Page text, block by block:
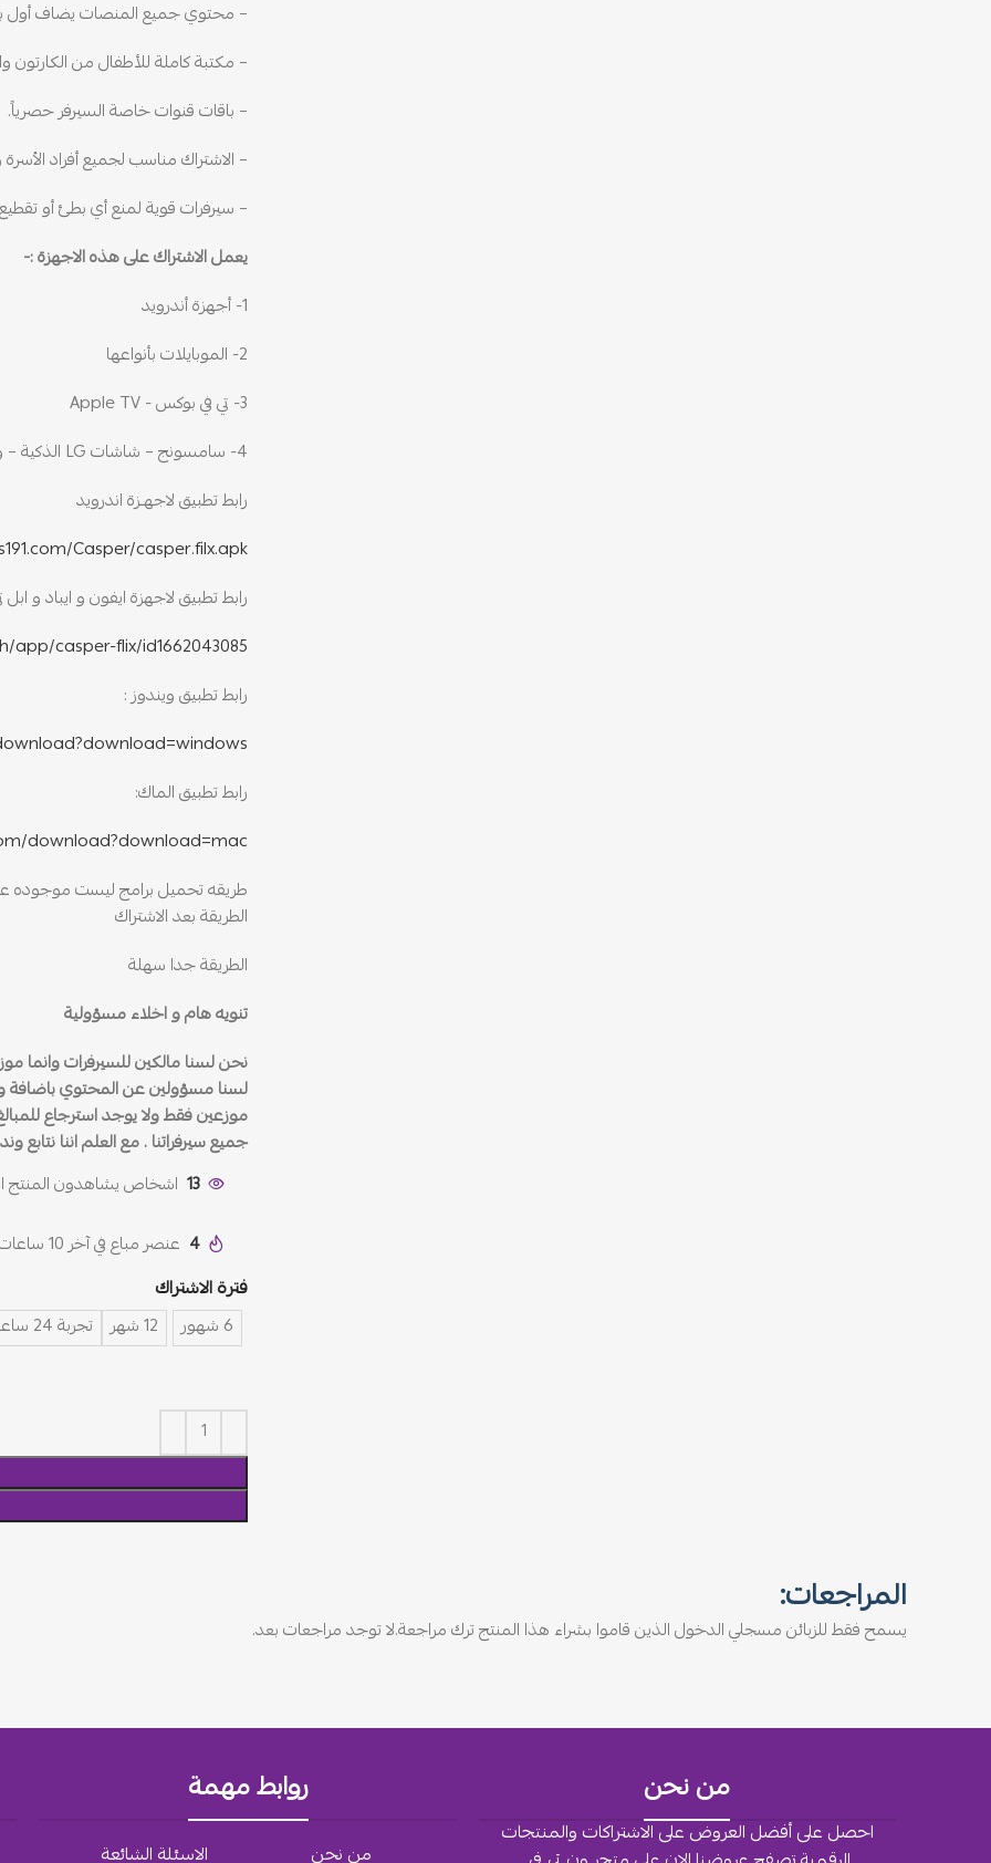
– محتوي جميع المنصات يضاف أول
– مكتبة كاملة للأطفال من الكارتون
– باقات قنوات خاصة السيرفر حصرياً.
– الاشتراك مناسب لجميع أفراد الأسرة
– سيرفرات قوية لمنع أي بطئ أو
يعمل الاشتراك على هذه الاجهزة :-
1- أجهزة أندرويد
2- الموبايلات بأنواعها
3- تي في بوكس ​​- Apple TV
4- سامسونج – شاشات LG الذكية – وغيرها
رابط تطبيق لاجهـزة اندرويد
Casper/casper.filx.apk
رابط تطبيق لاجهزة ايفون و ايباد و ابل
casper-flix/id1662043085
رابط تطبيق ويندوز :
رابط تطبيق الماك:
download?download=mac
طريقه تحميل برامج ليست موجوده
الطريقة بعد الاشتراك
الطريقة جدا سهلة
تنويه هام و اخلاء مسؤولية
نحن لسنا مالكين للسيرفرات
لسنا مسؤولين عن المحتوي باضافة
موزعين فقط ولا يوجد استرجاع للمبالغ
جميع سيرفراتنا . مع العلم اننا
13 اشخاص يشاهدون المنتج
4 عنصر مباع في آخر 10 ساعات
فترة الاشتراك
6 شهور 12 شهر تجربة 24 ساعة
المراجعات:
لا توجد مراجعات بعد.يسمح فقط للزبائن مسجلي الدخول الذين قاموا بشراء هذا المنتج ترك مراجعة.
من نحن
احصل على أفضل العروض على الاشتراكات والمنتجات
روابط مهمة
من نحن الاسئلة الشائعة